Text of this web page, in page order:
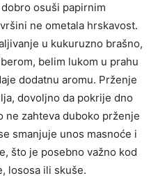
osuši papirnim
ne ometala hrskavost.
u kukuruzno brašno,
belim lukom u prahu
dodatnu aromu. Prženje
dovoljno da pokrije dno
ne zahteva duboko prženje
smanjuje unos masnoće i
što je posebno važno kod
lososa ili skuše.